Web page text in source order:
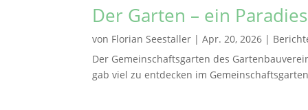
Der Garten – ein
von Florian Seestaller |Apr. 20, 2026 |
Der Gemeinschaftsgarten des
gab viel zu entdecken im